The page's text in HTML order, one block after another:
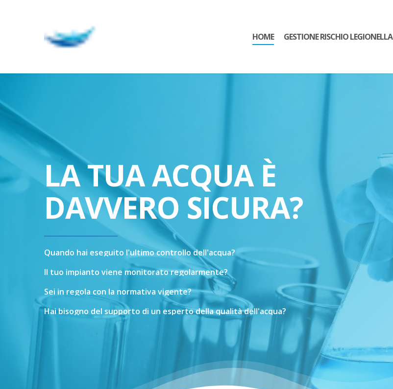
HOME GESTIONE RISCHIO LEGIONELLA
LA TUA ACQUA È
DAVVERO SICURA?
Quando hai eseguito l'ultimo controllo dell'acqua?
Il tuo impianto viene monitoratoregolarmente?
Sei in regola con la normativa vigente?
Hai bisogno del supporto di un espertodellaqualitàdell'acqua?